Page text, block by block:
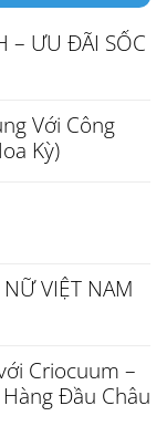
– ƯU ĐÃI SỐC
Với Công
Kỳ)
VIỆT NAM
Criocuum –
Đầu Châu